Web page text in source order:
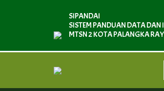
SIPANDAI
SISTEM PANDUAN DATA DAN
MTSN 2 KOTA PALANGKA